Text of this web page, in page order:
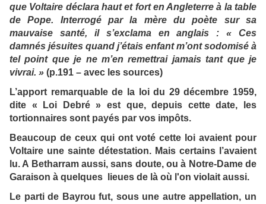
que Voltaire déclara haut et fort en Angleterre à la table
de Pope. Interrogé par la mère du poète sur sa
mauvaise santé, il s’exclama en anglais : « Ces
damnés jésuites quand j’étais enfant m’ont sodomisé à
tel point que je ne m’en remettrai jamais tant que je
vivrai. » (p.191 – avec les sources)
L’apport remarquable de la loi du 29 décembre 1959,
dite « Loi Debré » est que, depuis cette date, les
tortionnaires sont payés par vos impôts.
Beaucoup de ceux qui ont voté cette loi avaient pour
Voltaire une sainte détestation. Mais certains l’avaient
lu. A Betharram aussi, sans doute, ou à Notre-Dame de
Garaison à quelques lieues de là où l'on violait aussi.
Le parti de Bayrou fut, sous une autre appellation, un